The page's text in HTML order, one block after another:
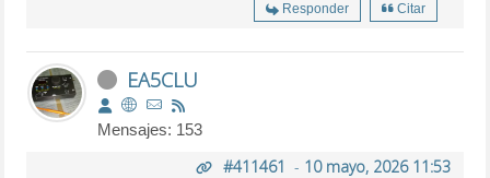
Responder Citar
EA5CLU
Mensajes: 153
#411461 - 10 mayo, 2026 11:53